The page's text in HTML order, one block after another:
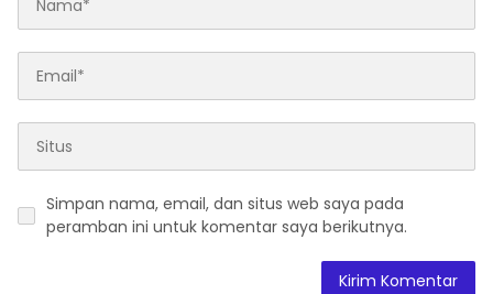
Simpan nama, email, dan situs web saya pada
peramban ini untuk komentar saya berikutnya.